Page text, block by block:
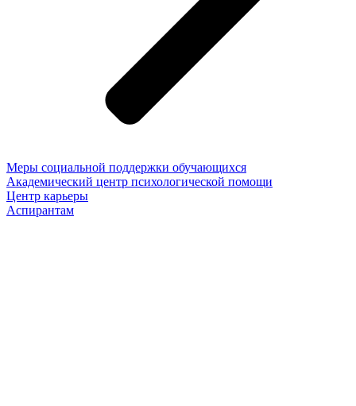
Меры социальной поддержки обучающихся
Академический центр психологической помощи
Центр карьеры
Аспирантам